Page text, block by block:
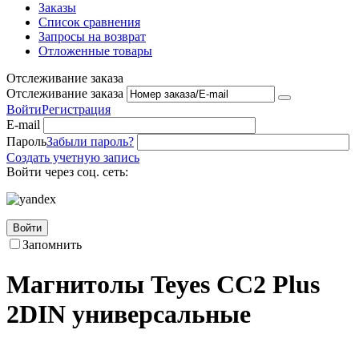
Заказы
Список сравнения
Запросы на возврат
Отложенные товары
Отслеживание заказа
Отслеживание заказа
ВойтиРегистрация
E-mail
ПарольЗабыли пароль?
Создать учетную запись
Войти через соц. сеть:
Войти
Запомнить
Магнитолы Teyes CC2 Plus
2DIN универсальные